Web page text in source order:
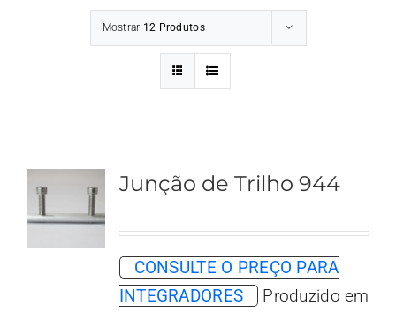
Mostrar 12 Produtos
Junção de Trilho 944
CONSULTE O PREÇO PARA
INTEGRADORES
Produzido em